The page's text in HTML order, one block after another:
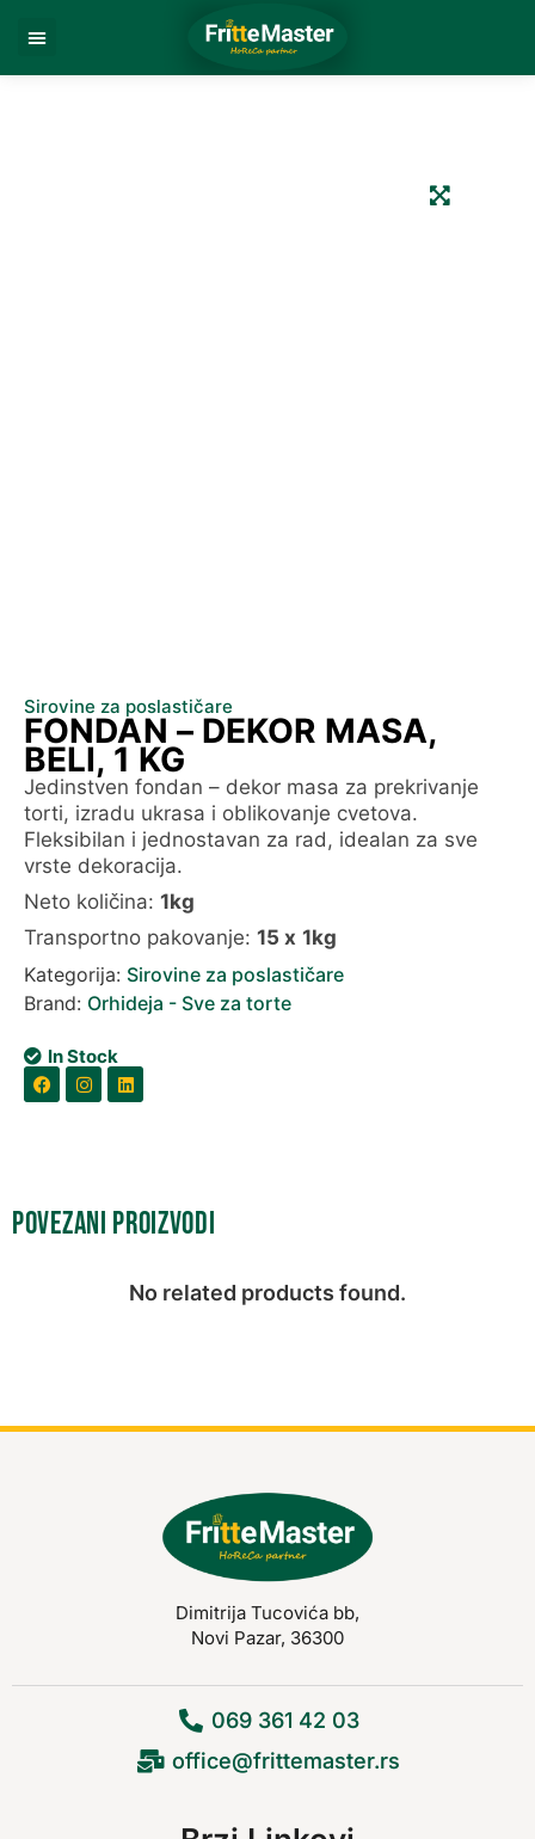
Sirovine za poslastičare
FONDAN – DEKOR MASA,
BELI, 1 KG
Jedinstven fondan – dekor masa za prekrivanje
torti, izradu ukrasa i oblikovanje cvetova.
Fleksibilan i jednostavan za rad, idealan za sve
vrste dekoracija.
Neto količina: 1kg
Transportno pakovanje: 15 x 1kg
Kategorija: Sirovine za poslastičare
Brand: Orhideja - Sve za torte
In Stock
Povezani proizvodi
No related products found.
Dimitrija Tucovića bb,
Novi Pazar, 36300
069 361 42 03
office@frittemaster.rs